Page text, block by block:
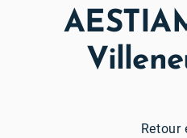
Retour